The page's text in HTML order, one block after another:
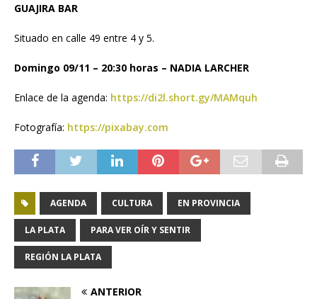
GUAJIRA BAR
Situado en calle 49 entre 4 y 5.
Domingo 09/11 – 20:30 horas – NADIA LARCHER
Enlace de la agenda: https://di2l.short.gy/MAMquh
Fotografía: https://pixabay.com
AGENDA CULTURA EN PROVINCIA
LA PLATA PARA VER OÍR Y SENTIR
REGIÓN LA PLATA
ANTERIOR